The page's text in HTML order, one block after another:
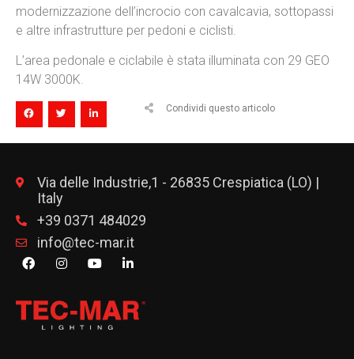
modernizzazione dell’incrocio con cavalcavia, sottopassi
e altre infrastrutture per pedoni e ciclisti.
L’area pedonale e ciclabile è stata illuminata con 29 GEO
14W 3000K.
Condividi questo articolo
Via delle Industrie,1 - 26835 Crespiatica (LO) |
Italy
+39 0371 484029
info@tec-mar.it